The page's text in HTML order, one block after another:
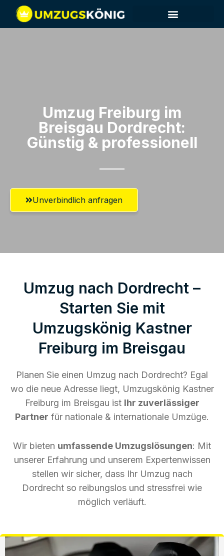
Umzug Freiburg im
Breisgau​ Dordrecht:
Günstig & professionell​
Unverbindlich anfragen
Umzug nach Dordrecht –
Starten Sie mit
Umzugskönig Kastner
Freiburg im Breisgau
Planen Sie einen Umzug nach Dordrecht? Egal
wo die neue Adresse liegt, Umzugskönig Kastner
Freiburg im Breisgau ist Ihr zuverlässiger
Partner für nationale & internationale Umzüge.
Wir bieten umfassende Umzugslösungen: Mit
unserer Erfahrung und unserem Expertenwissen
stellen wir sicher, dass Ihr Umzug nach
Dordrecht so reibungslos und stressfrei wie
möglich verläuft.